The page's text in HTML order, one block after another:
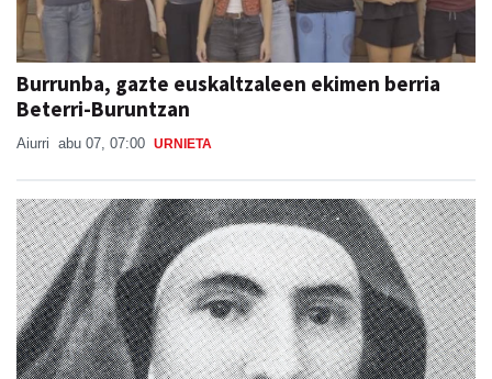
Burrunba, gazte euskaltzaleen ekimen berria
Beterri-Buruntzan
Aiurri abu 07, 07:00 URNIETA